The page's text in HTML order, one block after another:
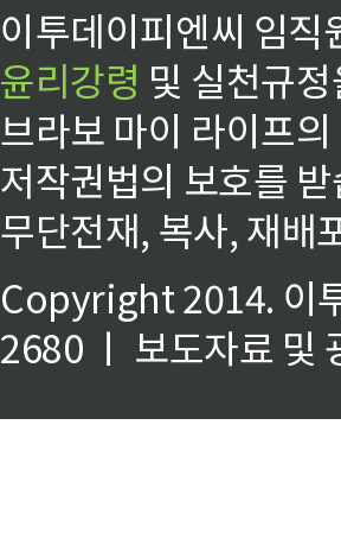
이투데이피엔씨 임
윤리강령 및 실천규
브라보 마이 라이프
저작권법의 보호를
무단전재, 복사, 재배
Copyright 2014. 이
2680 ㅣ 보도자료